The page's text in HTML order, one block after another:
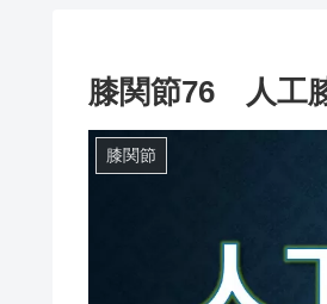
膝関節76 人工
膝関節